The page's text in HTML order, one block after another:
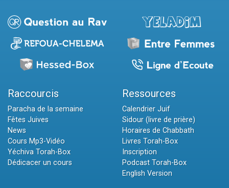
Raccourcis
Paracha de la semaine
Fêtes Juives
News
Cours Mp3-Vidéo
Yéchiva Torah-Box
Dédicacer un cours
Ressources
Calendrier Juif
Sidour (livre de prière)
Horaires de Chabbath
Livres Torah-Box
Inscription
Podcast Torah-Box
English Version